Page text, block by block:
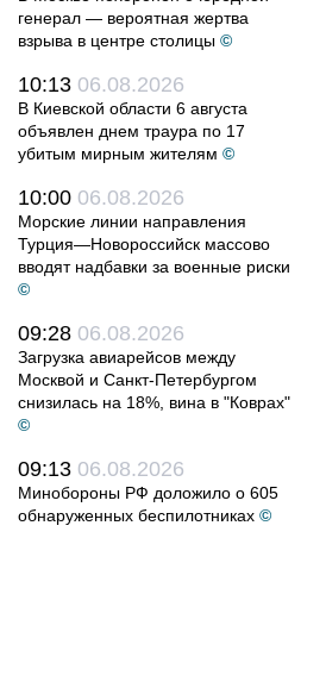
генерал — вероятная жертва
взрыва в центре столицы ©
10:13 06.08.2026
В Киевской области 6 августа
объявлен днем траура по 17
убитым мирным жителям ©
10:00 06.08.2026
Морские линии направления
Турция—Новороссийск массово
вводят надбавки за военные риски
©
09:28 06.08.2026
Загрузка авиарейсов между
Москвой и Санкт-Петербургом
снизилась на 18%, вина в "Коврах"
©
09:13 06.08.2026
Минобороны РФ доложило о 605
обнаруженных беспилотниках ©